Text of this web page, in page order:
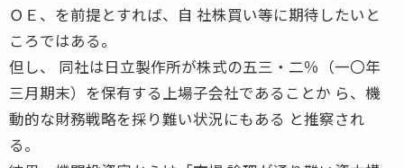
ＯＥ、を前提とすれば、自 社株買い等に期待したいと
ころではある。
但し、 同社は日立製作所が株式の五三・二％（一〇年
三月期末）を保有する上場子会社であることか ら、機
動的な財務戦略を採り難い状況にもある と推察され
る。